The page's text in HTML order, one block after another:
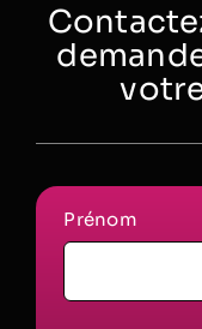
Prénom